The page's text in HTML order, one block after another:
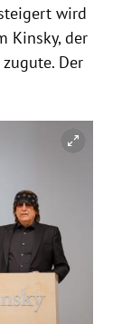
wird
Kinsky, der
Der